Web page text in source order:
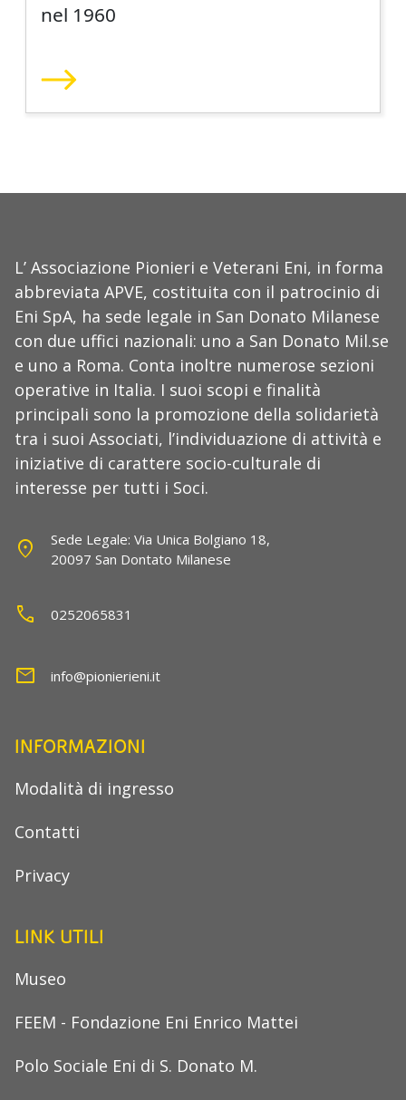
nel 1960
L’ Associazione Pionieri e Veterani Eni, in forma
abbreviata APVE, costituita con il patrocinio di
Eni SpA, ha sede legale in San Donato Milanese
con due uffici nazionali: uno a San Donato Mil.se
e uno a Roma. Conta inoltre numerose sezioni
operative in Italia. I suoi scopi e finalità
principali sono la promozione della solidarietà
tra i suoi Associati, l’individuazione di attività e
iniziative di carattere socio-culturale di
interesse per tutti i Soci.
location_on
Sede Legale: Via Unica Bolgiano 18,
20097 San Dontato Milanese
call 0252065831
mail info@pionierieni.it
INFORMAZIONI
Modalità di ingresso
Contatti
Privacy
LINK UTILI
Museo
FEEM - Fondazione Eni Enrico Mattei
Polo Sociale Eni di S. Donato M.